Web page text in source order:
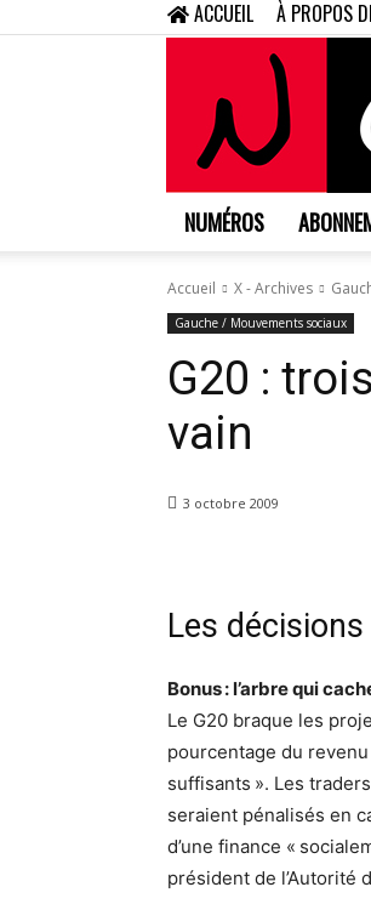
ACCUEIL À PROPOS
NUMÉROS
Accueil X - Archives
Gauche / Mouvements sociaux
G20 :
vain
3 octobre 2009
Les décisions
Bonus : l’arbre qui
Le G20 braque les
pourcentage du
suffisants ». Les
seraient pénalisés en
d’une finance «
président de l’Autorité